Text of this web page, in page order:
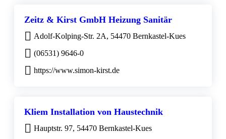
Zeitz & Kirst GmbH Heizung Sanitär
Adolf-Kolping-Str. 2A, 54470 Bernkastel-Kues
(06531) 9646-0
https://www.simon-kirst.de
Kliem Installation von Haustechnik
Hauptstr. 97, 54470 Bernkastel-Kues